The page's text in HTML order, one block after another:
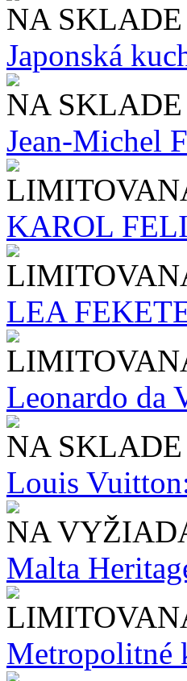
NA SKLADE
Japonská
NA SKLADE
Jean-Michel
KAROL
LEA
Leonardo da
NA SKLADE
Louis
NA
Malta
Metropolitné